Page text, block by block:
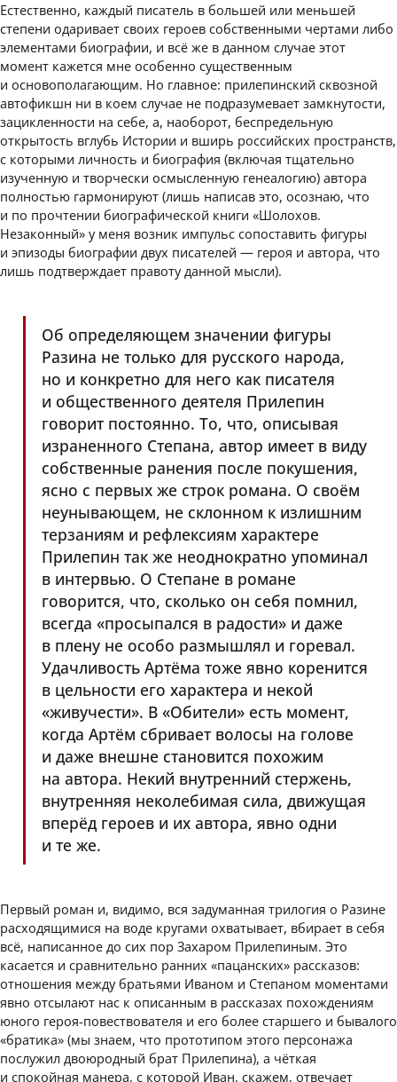
Естественно, каждый писатель в большей или меньшей
степени одаривает своих героев собственными чертами либо
элементами биографии, и всё же в данном случае этот
момент кажется мне особенно существенным
и основополагающим. Но главное: прилепинский сквозной
автофикшн ни в коем случае не подразумевает замкнутости,
зацикленности на себе, а, наоборот, беспредельную
открытость вглубь Истории и вширь российских пространств,
с которыми личность и биография (включая тщательно
изученную и творчески осмысленную генеалогию) автора
полностью гармонируют (лишь написав это, осознаю, что
и по прочтении биографической книги «Шолохов.
Незаконный» у меня возник импульс сопоставить фигуры
и эпизоды биографии двух писателей — героя и автора, что
лишь подтверждает правоту данной мысли).
Об определяющем значении фигуры
Разина не только для русского народа,
но и конкретно для него как писателя
и общественного деятеля Прилепин
говорит постоянно. То, что, описывая
израненного Степана, автор имеет в виду
собственные ранения после покушения,
ясно с первых же строк романа. О своём
неунывающем, не склонном к излишним
терзаниям и рефлексиям характере
Прилепин так же неоднократно упоминал
в интервью. О Степане в романе
говорится, что, сколько он себя помнил,
всегда «просыпался в радости» и даже
в плену не особо размышлял и горевал.
Удачливость Артёма тоже явно коренится
в цельности его характера и некой
«живучести». В «Обители» есть момент,
когда Артём сбривает волосы на голове
и даже внешне становится похожим
на автора. Некий внутренний стержень,
внутренняя неколебимая сила, движущая
вперёд героев и их автора, явно одни
и те же.
Первый роман и, видимо, вся задуманная трилогия о Разине
расходящимися на воде кругами охватывает, вбирает в себя
всё, написанное до сих пор Захаром Прилепиным. Это
касается и сравнительно ранних «пацанских» рассказов:
отношения между братьями Иваном и Степаном моментами
явно отсылают нас к описанным в рассказах похождениям
юного героя-повествователя и его более старшего и бывалого
«братика» (мы знаем, что прототипом этого персонажа
послужил двоюродный брат Прилепина), а чёткая
и спокойная манера, с которой Иван, скажем, отвечает